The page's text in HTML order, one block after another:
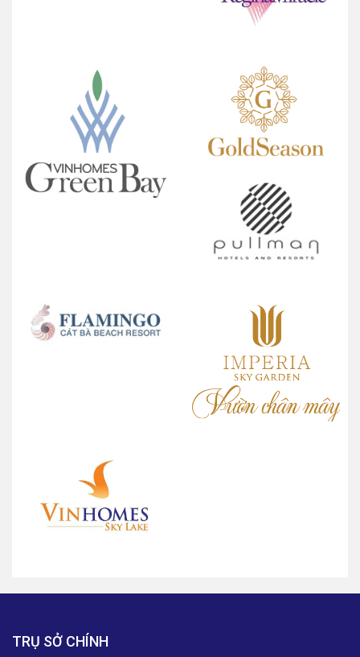
TRỤ SỞ CHÍNH